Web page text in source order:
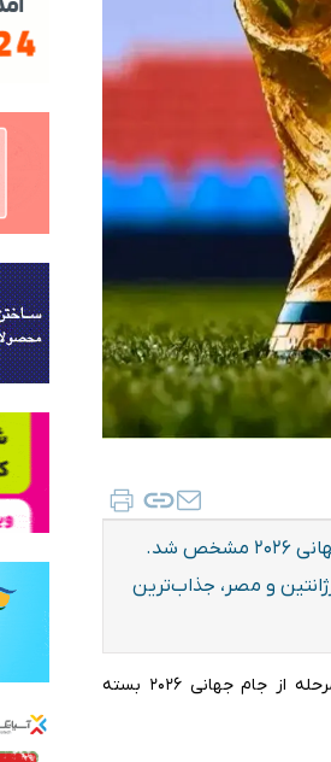
با پایان مرحله یک‌شانزدهم نهایی، برنامه کامل مرحله یک‌هشتم نهایی جام جهانی ۲۰۲۶ مشخص شد.
و مصر، جذاب‌ترین
به گزارش ایلنا، با پایان یافتن رقابت‌های مرحله یک‌شانزدهم نهایی، پرونده این مرحله از جام جهانی ۲۰۲۶ بسته